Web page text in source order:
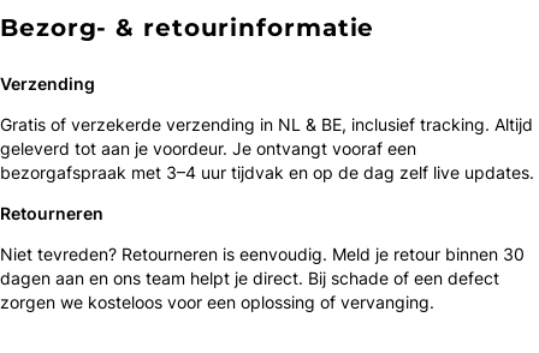
Bezorg- & retourinformatie
Verzending
Gratis of verzekerde verzending in NL & BE, inclusief tracking. Altijd
geleverd tot aan je voordeur. Je ontvangt vooraf een
bezorgafspraak met 3–4 uur tijdvak en op de dag zelf live updates.
Retourneren
Niet tevreden? Retourneren is eenvoudig. Meld je retour binnen 30
dagen aan en ons team helpt je direct. Bij schade of een defect
zorgen we kosteloos voor een oplossing of vervanging.